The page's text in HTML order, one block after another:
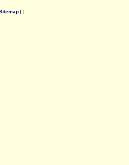
| |